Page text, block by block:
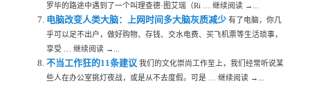
罗毕的路途中遇到了一个叫理查德·图艾瑞（Ri … 继续阅读 →...
电脑改变人类大脑：上网时间多大脑灰质减少 有了电脑，你几
乎可以足不出户，做好购物、存钱、交水电费、买飞机票等生活琐事，
享受 … 继续阅读 →...
不当工作狂的11条建议 我们的文化崇尚工作至上，我们经常听说某
些人在办公室挑灯夜战，或是从不去度假。可是 … 继续阅读 →...